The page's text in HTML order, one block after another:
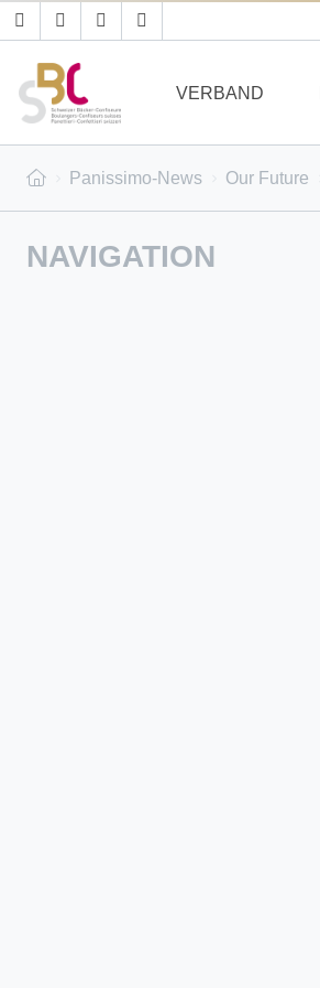
VERBAND
Panissimo-News Our Future
NAVIGATION